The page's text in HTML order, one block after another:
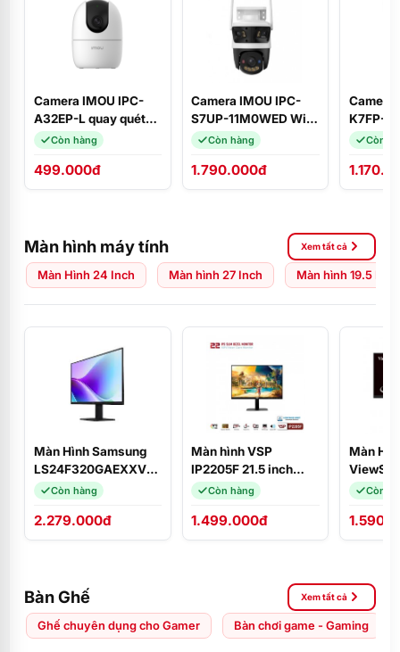
Camera IMOU IPC-
A32EP-L quay quét
3MP 2K
Còn hàng
499.000đ
Camera IMOU IPC-
S7UP-11M0WED Wifi
3 mắt Cruiser Triple
hiện người, Wifi 6
Còn hàng
1.790.000đ
Camera
K7FP-
quay
động
Còn
Màn hình máy tính Xem tất cả
Màn Hình 24 Inch Màn hình 27 Inch Màn hình 19.5 Inch
Màn Hình Samsung
LS24F320GAEXXV
(24 inch
HDMI
Còn hàng
2.279.000đ
Màn hình VSP
IP2205F 21.5 inch
FHD/ IPS/ 100Hz/
Còn hàng
1.499.000đ
Màn
(21.5Còn
Bàn Ghế Xem tất cả
Ghế chuyên dụng cho Gamer Bàn chơi game - Gaming